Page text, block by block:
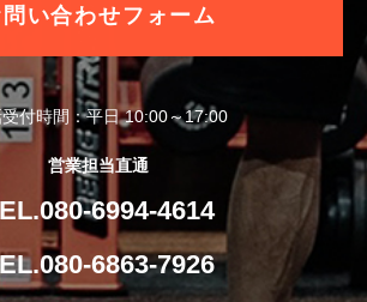
問い合わせフォーム
付時間：平日 10:00～17:00
営業担当直通
6994-4614
6863-7926